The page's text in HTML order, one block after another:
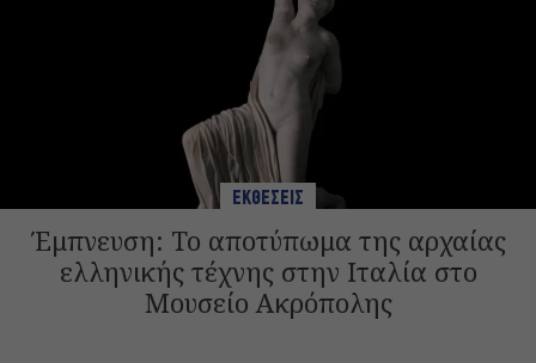
ΕΚΘΕΣΕΙΣ
Έμπνευση: Το αποτύπωμα της αρχαίας
ελληνικής τέχνης στην Ιταλία στο
Μουσείο Ακρόπολης